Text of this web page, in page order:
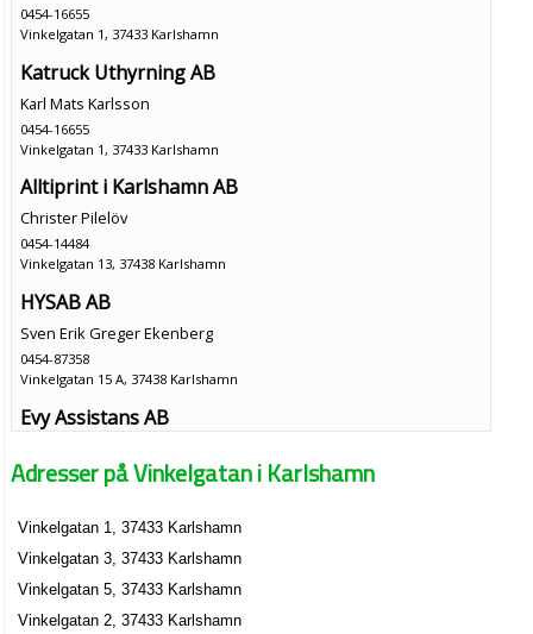
0454-16655
Vinkelgatan 1, 37433 Karlshamn
Katruck Uthyrning AB
Karl Mats Karlsson
0454-16655
Vinkelgatan 1, 37433 Karlshamn
Alltiprint i Karlshamn AB
Christer Pilelöv
0454-14484
Vinkelgatan 13, 37438 Karlshamn
HYSAB AB
Sven Erik Greger Ekenberg
0454-87358
Vinkelgatan 15 A, 37438 Karlshamn
Evy Assistans AB
070-2086913
Stefan Lithner
0454-84420
Vinkelgatan 26 B Lgh 1102, 37438 Karlshamn
Karlshamns Museum
Adresser på Vinkelgatan i Karlshamn
Vinkelgatan 1, 37433 Karlshamn
Vinkelgatan 3, 37433 Karlshamn
Vinkelgatan 5, 37433 Karlshamn
Vinkelgatan 2, 37433 Karlshamn